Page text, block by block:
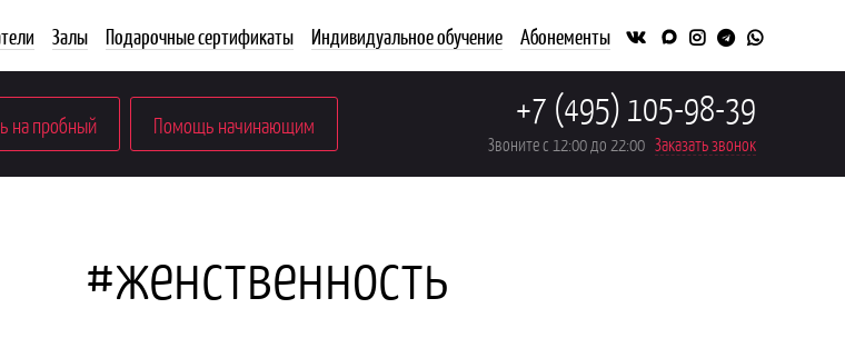
Залы Подарочные сертификаты Индивидуальное обучение Абонементы
на пробный Помощь начинающим +7 (495) 105-98-39
Звоните с 12:00 до 22:00 Заказать звонок
#женственность